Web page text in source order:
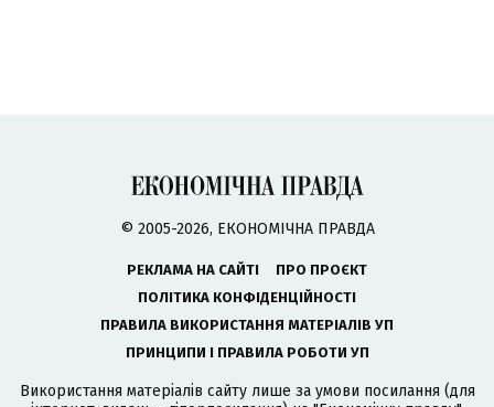
© 2005-2026, ЕКОНОМІЧНА ПРАВДА
РЕКЛАМА НА САЙТІ
ПРО ПРОЄКТ
ПОЛІТИКА КОНФІДЕНЦІЙНОСТІ
ПРАВИЛА ВИКОРИСТАННЯ МАТЕРІАЛІВ УП
ПРИНЦИПИ І ПРАВИЛА РОБОТИ УП
Використання матеріалів сайту лише за умови посилання (для